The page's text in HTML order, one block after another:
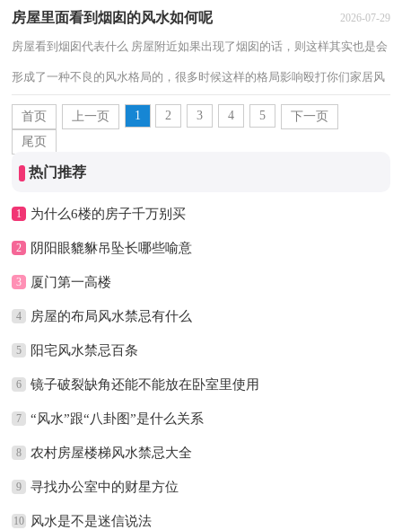
家居装饰要可以给大家带来家的温馨感，假如...
房屋里面看到烟囱的风水如何呢 2026-07-29
房屋看到烟囱代表什么 房屋附近如果出现了烟囱的话，则这样其实也是会
形成了一种不良的风水格局的，很多时候这样的格局影响殴打你们家居风
水并不大，但是这样也是不能让我们随意...
首页 上一页 1 2 3 4 5
下一页
尾页
热门推荐
1 为什么6楼的房子千万别买
2 阴阳眼貔貅吊坠长哪些喻意
3 厦门第一高楼
4 房屋的布局风水禁忌有什么
5 阳宅风水禁忌百条
6 镜子破裂缺角还能不能放在卧室里使用
7 “风水”跟“八卦图”是什么关系
8 农村房屋楼梯风水禁忌大全
9 寻找办公室中的财星方位
10 风水是不是迷信说法